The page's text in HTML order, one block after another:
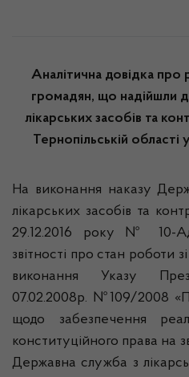
Аналітична довідка про
громадян, що надійшли
лікарських засобів та
Тернопільській області
На виконання наказу
лікарських засобів та
29.12.2016 року № 10-
звітності про стан роботи
виконання Указу
07.02.2008р. №109/2008
щодо забезпечення
конституційного права на
Державна служба з